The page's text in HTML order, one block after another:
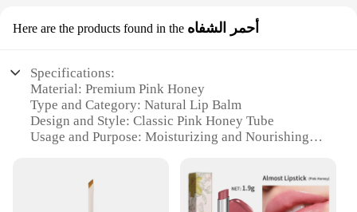
Here are the products found in the أحمر الشفاه
Specifications:
Material: Premium Pink Honey
Type and Category: Natural Lip Balm
Design and Style: Classic Pink Honey Tube
Usage and Purpose: Moisturizing and Nourishing
Ingredients
Parts and Accessories: Comes in Sets for Bulk